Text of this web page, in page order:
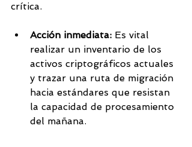
crítica.
Acción inmediata: Es vital
realizar un inventario de los
activos criptográficos actuales
y trazar una ruta de migración
hacia estándares que resistan
la capacidad de procesamiento
del mañana.